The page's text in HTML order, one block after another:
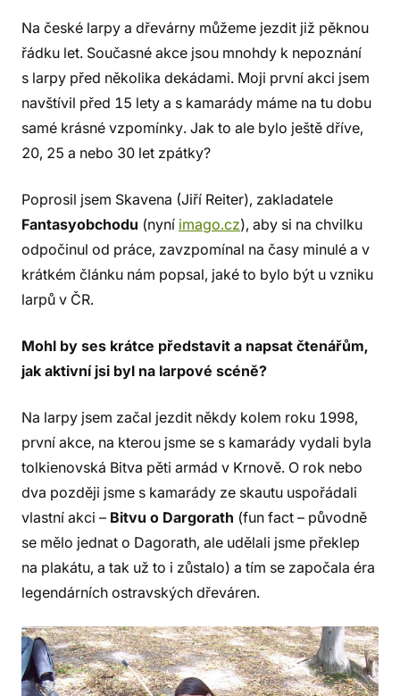
Na české larpy a dřevárny můžeme jezdit již pěknou
řádku let. Současné akce jsou mnohdy k nepoznání
s larpy před několika dekádami. Moji první akci jsem
navštívil před 15 lety a s kamarády máme na tu dobu
samé krásné vzpomínky. Jak to ale bylo ještě dříve,
20, 25 a nebo 30 let zpátky?
Poprosil jsem Skavena (Jiří Reiter), zakladatele
Fantasyobchodu (nyní imago.cz), aby si na chvilku
odpočinul od práce, zavzpomínal na časy minulé a v
krátkém článku nám popsal, jaké to bylo být u vzniku
larpů v ČR.
Mohl by ses krátce představit a napsat čtenářům,
jak aktivní jsi byl na larpové scéně?
Na larpy jsem začal jezdit někdy kolem roku 1998,
první akce, na kterou jsme se s kamarády vydali byla
tolkienovská Bitva pěti armád v Krnově. O rok nebo
dva později jsme s kamarády ze skautu uspořádali
vlastní akci – Bitvu o Dargorath (fun fact – původně
se mělo jednat o Dagorath, ale udělali jsme překlep
na plakátu, a tak už to i zůstalo) a tím se započala éra
legendárních ostravských dřeváren.